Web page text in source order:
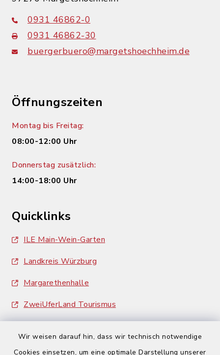
Wir weisen darauf hin, dass wir technisch notwendige
Cookies einsetzen, um eine optimale Darstellung unserer
0931 46862-0
0931 46862-30
buergerbuero@margetshoechheim.de
Öffnungszeiten
Montag bis Freitag:
08:00-12:00 Uhr
Donnerstag zusätzlich:
14:00-18:00 Uhr
Quicklinks
ILE Main-Wein-Garten
Landkreis Würzburg
Margarethenhalle
ZweiUferLand Tourismus